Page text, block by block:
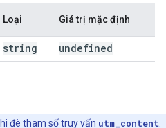
Loại Giá trị mặc định
string undefined
đè tham số truy vấn utm_content